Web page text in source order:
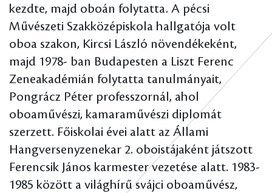
kezdte, majd oboán folytatta. A pécsi
Művészeti Szakközépiskola hallgatója volt
oboa szakon, Kircsi László növendékeként,
majd 1978- ban Budapesten a Liszt Ferenc
Zeneakadémián folytatta tanulmányait,
Pongrácz Péter professzornál, ahol
oboaművészi, kamaraművészi diplomát
szerzett. Főiskolai évei alatt az Állami
Hangversenyzenekar 2. oboistájaként játszott
Ferencsik János karmester vezetése alatt. 1983-
1985 között a világhírű svájci oboaművész,